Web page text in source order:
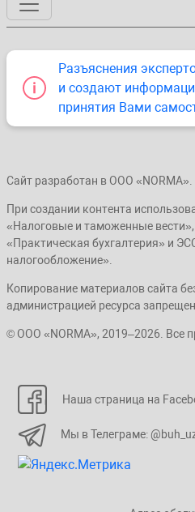
Разъяснения
и создают
принятия Вами
Сайт разработан в ООО «NORMA».
При создании контента
«Налоговые и таможенные
«Практическая бухгалтерия» и
налогообложение».
Копирование материалов сайта
администрацией ресурса
© ООО «NORMA», 2019–2026. Все
Наша страница на
Мы в Телеграме: